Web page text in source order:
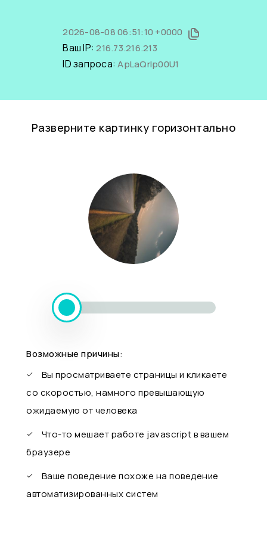
2026-08-08 06:51:10 +0000
Ваш IP:216.73.216.213
ID запроса:ApLaQrlp00U1
Разверните картинку горизонтально
Возможные причины:
Вы просматриваете страницы и кликаете
со скоростью, намного превышающую
ожидаемую от человека
Что-то мешает работе javascript в вашем
браузере
Ваше поведение похоже на поведение
автоматизированных систем